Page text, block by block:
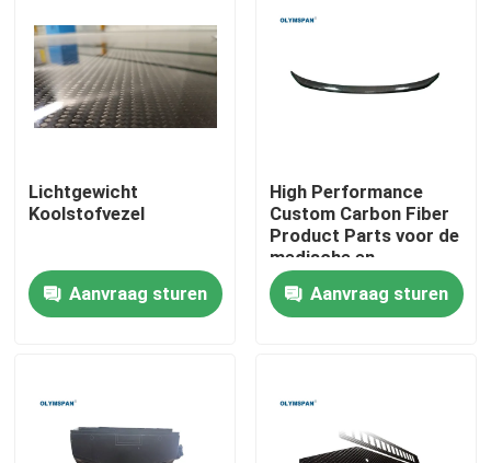
Thuis
Video's
Lichtgewicht
Koolstofvezel
Aanvraag sturen
High Performance
Custom Carbon Fiber
Product Parts voor de
medische en
automotive industrie
Aanvraag sturen